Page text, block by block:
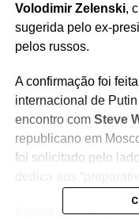
Volodimir Zelenski,
sugerida pelo ex-
pelos russos.
A confirmação foi
internacional de
encontro com Steve
republicano em
foi solicitado pelo
Apesar de Trump